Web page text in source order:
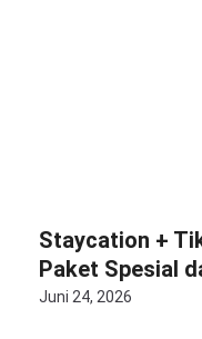
Staycation +
Paket Spesial
Juni 24, 2026